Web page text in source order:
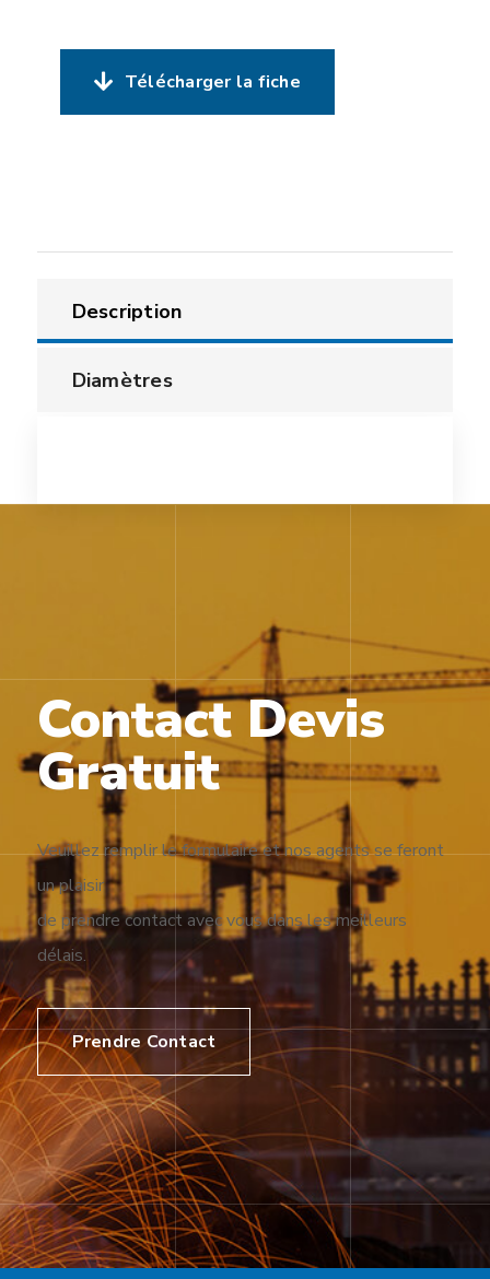
Télécharger la fiche
Description
Diamètres
Contact Devis
Gratuit
Veuillez remplir le formulaire et nos agents se feront
un plaisir
de prendre contact avec vous dans les meilleurs
délais.
Prendre Contact